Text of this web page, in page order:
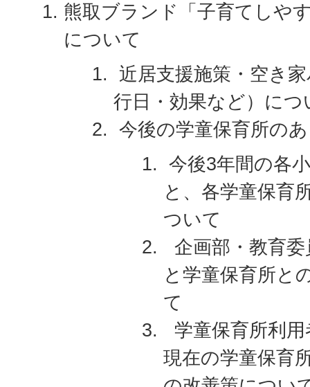
熊取ブランド「子育てしや
について
近居支援施策・空き
行日・効果など）につ
今後の学童保育所の
今後3年間の各
と、各学童保育
ついて
企画部・教育
と学童保育所と
て
学童保育所利
現在の学童保育